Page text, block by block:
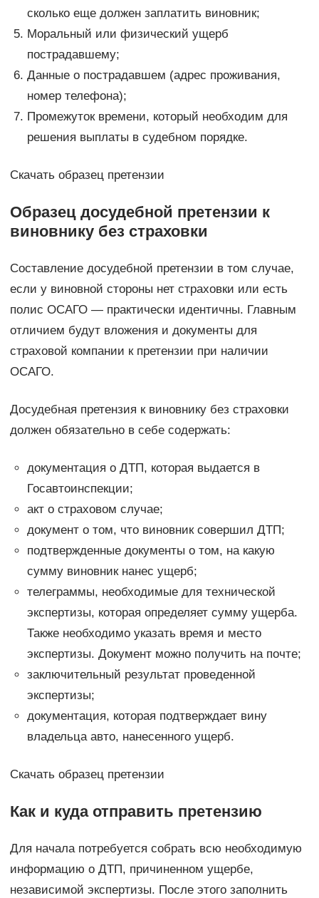
сколько еще должен заплатить виновник;
Моральный или физический ущерб
пострадавшему;
Данные о пострадавшем (адрес проживания,
номер телефона);
Промежуток времени, который необходим для
решения выплаты в судебном порядке.
Скачать образец претензии
Образец досудебной претензии к
виновнику без страховки
Составление досудебной претензии в том случае,
если у виновной стороны нет страховки или есть
полис ОСАГО — практически идентичны. Главным
отличием будут вложения и документы для
страховой компании к претензии при наличии
ОСАГО.
Досудебная претензия к виновнику без страховки
должен обязательно в себе содержать:
документация о ДТП, которая выдается в
Госавтоинспекции;
акт о страховом случае;
документ о том, что виновник совершил ДТП;
подтвержденные документы о том, на какую
сумму виновник нанес ущерб;
телеграммы, необходимые для технической
экспертизы, которая определяет сумму ущерба.
Также необходимо указать время и место
экспертизы. Документ можно получить на почте;
заключительный результат проведенной
экспертизы;
документация, которая подтверждает вину
владельца авто, нанесенного ущерб.
Скачать образец претензии
Как и куда отправить претензию
Для начала потребуется собрать всю необходимую
информацию о ДТП, причиненном ущербе,
независимой экспертизы. После этого заполнить